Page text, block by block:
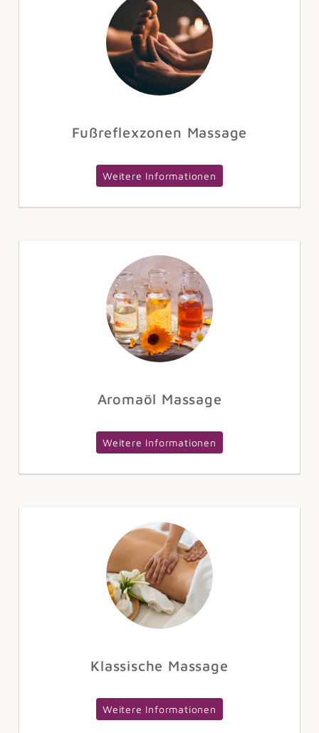
Fußreflexzonen Massage
Weitere Informationen
Aromaöl Massage
Weitere Informationen
Klassische Massage
Weitere Informationen